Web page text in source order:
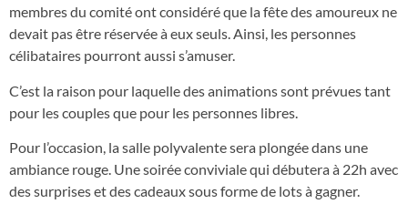
membres du comité ont considéré que la fête des amoureux ne
devait pas être réservée à eux seuls. Ainsi, les personnes
célibataires pourront aussi s’amuser.
C’est la raison pour laquelle des animations sont prévues tant
pour les couples que pour les personnes libres.
Pour l’occasion, la salle polyvalente sera plongée dans une
ambiance rouge. Une soirée conviviale qui débutera à 22h avec
des surprises et des cadeaux sous forme de lots à gagner.